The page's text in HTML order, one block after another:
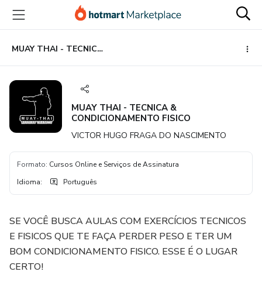
para
conteúdo
principal
para
pagamento
para
rodapé
MUAY THAI - TECNICA & CONDICIONAMENTO FISICO
MUAY THAI - TECNICA &
CONDICIONAMENTO FISICO
VICTOR HUGO FRAGA DO NASCIMENTO
Formato: Cursos Online e Serviços de Assinatura
Idioma: Português
SE VOCÊ BUSCA AULAS COM EXERCÍCIOS TECNICOS
E FISICOS QUE TE FAÇA PERDER PESO E TER UM
BOM CONDICIONAMENTO FISICO. ESSE É O LUGAR
CERTO!